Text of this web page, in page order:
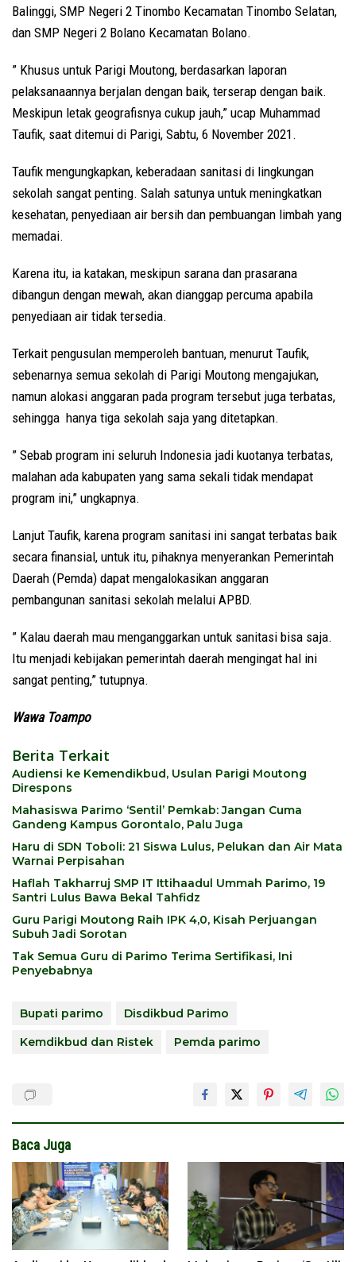
Balinggi, SMP Negeri 2 Tinombo Kecamatan Tinombo Selatan,
dan SMP Negeri 2 Bolano Kecamatan Bolano.
” Khusus untuk Parigi Moutong, berdasarkan laporan
pelaksanaannya berjalan dengan baik, terserap dengan baik.
Meskipun letak geografisnya cukup jauh,” ucap Muhammad
Taufik, saat ditemui di Parigi, Sabtu, 6 November 2021.
Taufik mengungkapkan, keberadaan sanitasi di lingkungan
sekolah sangat penting. Salah satunya untuk meningkatkan
kesehatan, penyediaan air bersih dan pembuangan limbah yang
memadai.
Karena itu, ia katakan, meskipun sarana dan prasarana
dibangun dengan mewah, akan dianggap percuma apabila
penyediaan air tidak tersedia.
Terkait pengusulan memperoleh bantuan, menurut Taufik,
sebenarnya semua sekolah di Parigi Moutong mengajukan,
namun alokasi anggaran pada program tersebut juga terbatas,
sehingga hanya tiga sekolah saja yang ditetapkan.
” Sebab program ini seluruh Indonesia jadi kuotanya terbatas,
malahan ada kabupaten yang sama sekali tidak mendapat
program ini,” ungkapnya.
Lanjut Taufik, karena program sanitasi ini sangat terbatas baik
secara finansial, untuk itu, pihaknya menyerankan Pemerintah
Daerah (Pemda) dapat mengalokasikan anggaran
pembangunan sanitasi sekolah melalui APBD.
” Kalau daerah mau menganggarkan untuk sanitasi bisa saja.
Itu menjadi kebijakan pemerintah daerah mengingat hal ini
sangat penting,” tutupnya.
Wawa Toampo
Berita Terkait
Audiensi ke Kemendikbud, Usulan Parigi Moutong
Direspons
Mahasiswa Parimo ‘Sentil’ Pemkab: Jangan Cuma
Gandeng Kampus Gorontalo, Palu Juga
Haru di SDN Toboli: 21 Siswa Lulus, Pelukan dan Air Mata
Warnai Perpisahan
Haflah Takharruj SMP IT Ittihaadul Ummah Parimo, 19
Santri Lulus Bawa Bekal Tahfidz
Guru Parigi Moutong Raih IPK 4,0, Kisah Perjuangan
Subuh Jadi Sorotan
Tak Semua Guru di Parimo Terima Sertifikasi, Ini
Penyebabnya
Bupati parimo
Disdikbud Parimo
Kemdikbud dan Ristek
Pemda parimo
Baca Juga